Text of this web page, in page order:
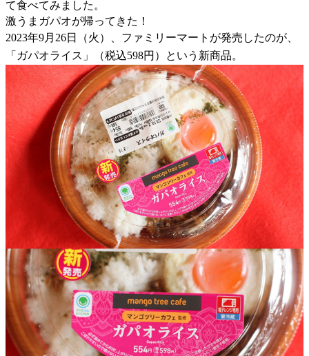
て食べてみました。
激うまガパオが帰ってきた！
2023年9月26日（火）、ファミリーマートが発売したのが、
「ガパオライス」（税込598円）という新商品。